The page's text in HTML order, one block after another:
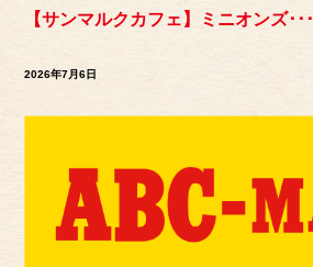
【サンマルクカフェ】ミニオンズ･･･
2026年7月6日